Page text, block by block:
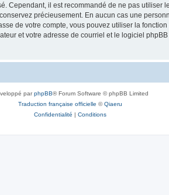
Cependant, il est recommandé de ne pas utiliser
précieusement. En aucun cas une
de votre compte, vous pouvez utiliser la
et votre adresse de courriel et le logiciel
parphpBB® Forum Software © phpBB Limited
Traduction française officielle ©Qiaeru
Confidentialité | Conditions